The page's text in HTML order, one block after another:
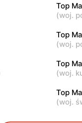
60/14
Top
Top
(woj.
Top
(woj.
Top
(woj.
Top
(woj.